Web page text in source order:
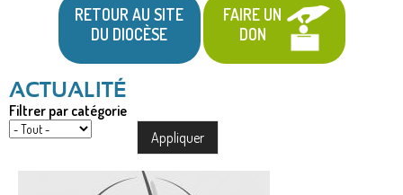
RETOUR AU SITE
DU DIOCÈSE
FAIRE UN
DON
Filtrer par catégorie